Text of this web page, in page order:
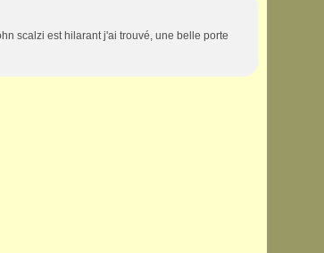
scalzi est hilarant j'ai trouvé, une belle porte